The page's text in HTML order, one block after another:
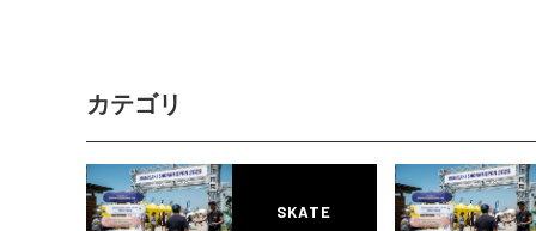
カテゴリ
SKATE